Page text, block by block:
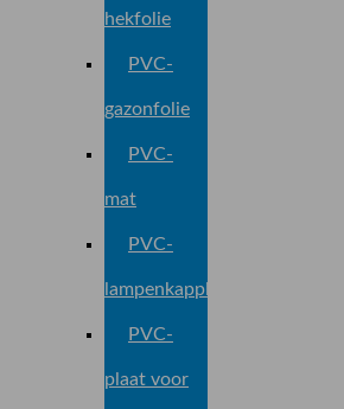
hekfolie
PVC-
gazonfolie
PVC-
mat
PVC-
lampenkapplaat
PVC-
plaat voor